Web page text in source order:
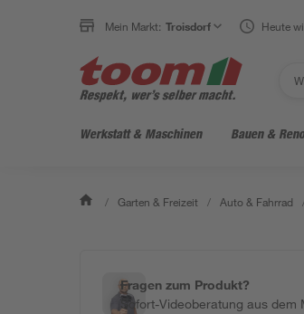
Mein Markt: Troisdorf Heute
Werkstatt & Maschinen Bauen &
/ Garten & Freizeit / Auto & Fahrrad
Fragen zum Produkt?
Sofort-Videoberatung aus dem